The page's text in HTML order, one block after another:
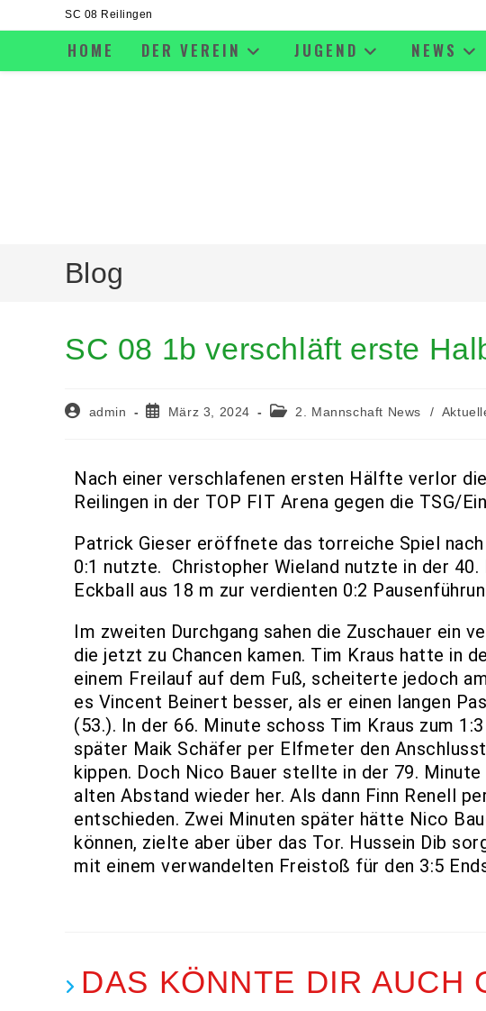
SC 08 Reilingen
HOME DER VEREIN JUGEND NEWS
Blog
SC 08 1b verschläft erste
admin März 3, 2024 2. Mannschaft News /
Nach einer verschlafenen ersten Hälfte verlor
Reilingen in der TOP FIT Arena gegen die TSG/
Patrick Gieser eröffnete das torreiche Spiel
0:1 nutzte. Christopher Wieland nutzte in der
Eckball aus 18 m zur verdienten 0:2
Im zweiten Durchgang sahen die Zuschauer ein
die jetzt zu Chancen kamen. Tim Kraus hatte in
einem Freilauf auf dem Fuß, scheiterte jedoch
es Vincent Beinert besser, als er einen langen
(53.). In der 66. Minute schoss Tim Kraus zum
später Maik Schäfer per Elfmeter den
kippen. Doch Nico Bauer stellte in der 79.
alten Abstand wieder her. Als dann Finn Renell
entschieden. Zwei Minuten später hätte Nico
können, zielte aber über das Tor. Hussein Dib
mit einem verwandelten Freistoß für den 3:5
DAS KÖNNTE DIR AUCH